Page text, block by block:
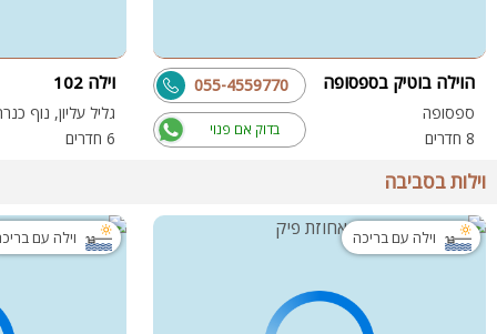
הוילה בוטיק בספסופה
ספסופה
8 חדרים
בדוק אם פנוי
055-4559770 וילה 102
גליל עליון, נוף
6 חדרים
וילות בסביבה
וילה עם בריכה וילה עם